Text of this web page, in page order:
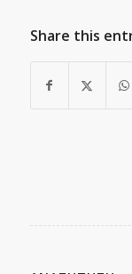
Share this